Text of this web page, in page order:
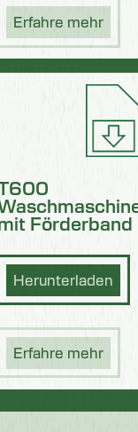
Erfahre mehr
Förderband
Herunterladen
Erfahre mehr